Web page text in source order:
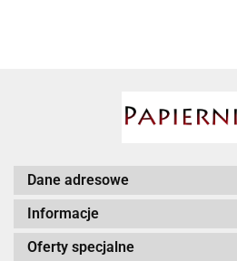
Dane adresowe
Informacje
Oferty specjalne